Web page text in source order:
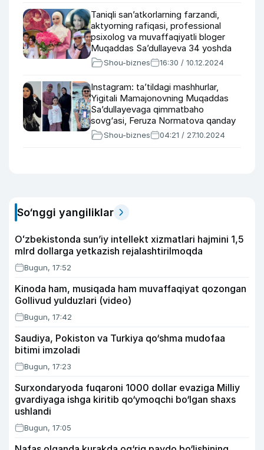
Taniqli san’atkorlarning farzandi,
aktyorning rafiqasi, professional
psixolog va muvaffaqiyatli bloger
Muqaddas Sa’dullayeva 34 yoshda
(foto, video)
Shou-biznes 16:30 / 10.12.2024
Instagram: ta’tildagi mashhurlar,
Yigitali Mamajonovning Muqaddas
Sa’dullayevaga qimmatbaho
sovg‘asi, Feruza Normatova qanday
yigitga turmushga chiqadi?
Shou-biznes 04:21 / 27.10.2024
So‘nggi yangiliklar
Oʻzbekistonda sunʼiy intellekt xizmatlari hajmini 1,5
mlrd dollarga yetkazish rejalashtirilmoqda
Bugun, 17:52
Kinoda ham, musiqada ham muvaffaqiyat qozongan
Gollivud yulduzlari (video)
Bugun, 17:42
Saudiya, Pokiston va Turkiya qo‘shma mudofaa
bitimi imzoladi
Bugun, 17:23
Surxondaryoda fuqaroni 1000 dollar evaziga Milliy
gvardiyaga ishga kiritib qo‘ymoqchi bo‘lgan shaxs
ushlandi
Bugun, 17:05